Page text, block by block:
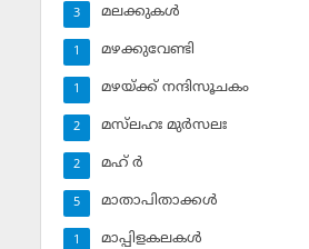
മലക്കുകള്‍
3
മഴക്കുവേണ്ടി
1
മഴയ്ക്ക് നന്ദിസൂചകം
1
മസ്‌ലഹഃ മുര്‍സലഃ
2
മഹ് ര്‍
2
മാതാപിതാക്കള്‍
5
മാപ്പിളകലകള്‍
1